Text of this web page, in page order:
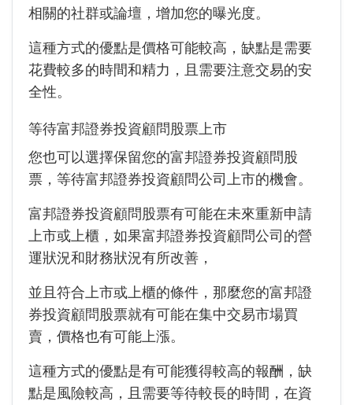
相關的社群或論壇，增加您的曝光度。
這種方式的優點是價格可能較高，缺點是需要
花費較多的時間和精力，且需要注意交易的安
全性。
等待富邦證券投資顧問股票上市
您也可以選擇保留您的富邦證券投資顧問股
票，等待富邦證券投資顧問公司上市的機會。
富邦證券投資顧問股票有可能在未來重新申請
上市或上櫃，如果富邦證券投資顧問公司的營
運狀況和財務狀況有所改善，
並且符合上市或上櫃的條件，那麼您的富邦證
券投資顧問股票就有可能在集中交易市場買
賣，價格也有可能上漲。
這種方式的優點是有可能獲得較高的報酬，缺
點是風險較高，且需要等待較長的時間，在資